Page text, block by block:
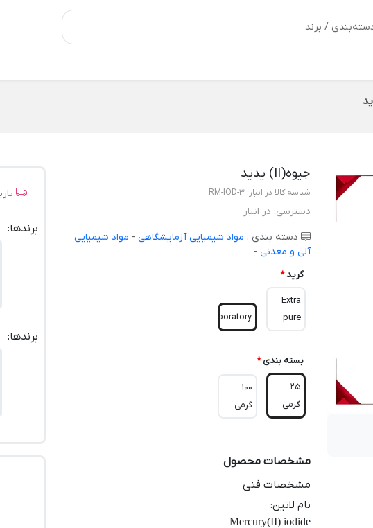
جیوه(II) یدید
شناسه کالا در انبار: RM-IOD-3
دسترسی: در انبار
دسته بندی : مواد شیمیایی آزمایشگاهی - مواد شیمیایی
آلی و معدنی -
گرید*
Extra
pure
Laboratory
بسته بندی *
25
گرمی
100
گرمی
مشخصات محصول
مشخصات فنی
نام لاتین:
Mercury(II) iodide
برندها:
برندها: